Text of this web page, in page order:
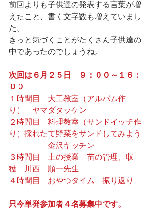
前回よりも子供達の発表する言葉が増
えたこと、書く文字数も増えていまし
た。
きっと気づくことがたくさん子供達の
中であったのでしょうね。
次回は６月２５日　９：００～１６：
００
１時間目　大工教室（アルバム作
り）　ヤマダタッケン
２時間目　料理教室（サンドイッチ作
り）採れたて野菜をサンドしてみよう
金沢キッチン
３時間目　土の授業　苗の管理、収
穫　川西　順一先生
４時間目　おやつタイム　振り返り
只今単発参加者４名募集中です。